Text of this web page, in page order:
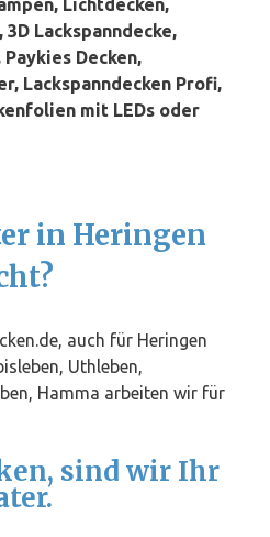
Lichtdecken,
Lackspanndecke,
Decken,
Lackspanndecken Profi,
mit LEDs oder
in Heringen
auch für Heringen
Uthleben,
Hamma arbeiten wir für
sind wir Ihr